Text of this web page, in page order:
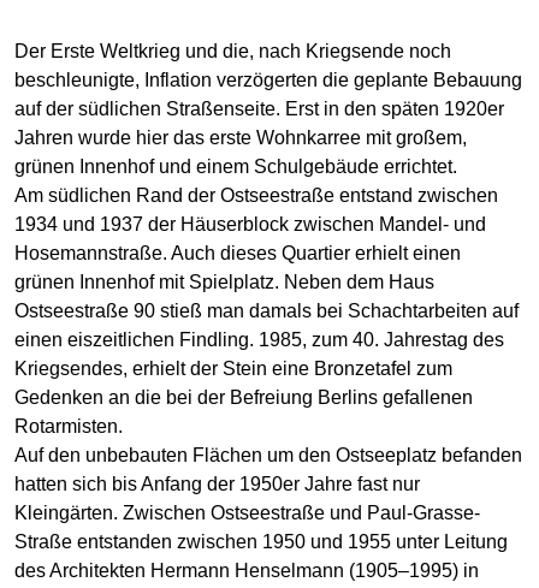
Der Erste Weltkrieg und die, nach Kriegsende noch
beschleunigte, Inflation verzögerten die geplante Bebauung
auf der südlichen Straßenseite. Erst in den späten 1920er
Jahren wurde hier das erste Wohnkarree mit großem,
grünen Innenhof und einem Schulgebäude errichtet.
Am südlichen Rand der Ostseestraße entstand zwischen
1934 und 1937 der Häuserblock zwischen Mandel- und
Hosemannstraße. Auch dieses Quartier erhielt einen
grünen Innenhof mit Spielplatz. Neben dem Haus
Ostseestraße 90 stieß man damals bei Schachtarbeiten auf
einen eiszeitlichen Findling. 1985, zum 40. Jahrestag des
Kriegsendes, erhielt der Stein eine Bronzetafel zum
Gedenken an die bei der Befreiung Berlins gefallenen
Rotarmisten.
Auf den unbebauten Flächen um den Ostseeplatz befanden
hatten sich bis Anfang der 1950er Jahre fast nur
Kleingärten. Zwischen Ostseestraße und Paul-Grasse-
Straße entstanden zwischen 1950 und 1955 unter Leitung
des Architekten Hermann Henselmann (1905–1995) in